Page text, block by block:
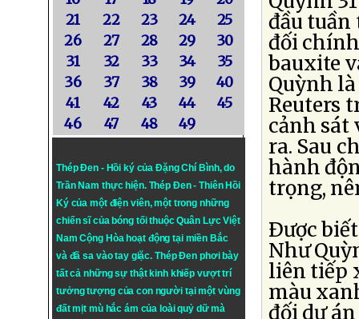
21
22 23 24
25
26
27 28 29
30
31
32 33 34
35
36
37 38 39
40
41
42 43 44
45
46
47 48 49
Thép Đen - Hồi ký của Đặng Chí Bình, do
Trần Nam thực hiện. Thép Đen- Thiên Hồi
Ký của một điện viên, một trong những
chiến sĩ của bóng tối thuộc Quân Lực Việt
Nam Cộng Hòa hoạt động tại miền Bắc
và đã sa vào tay giặc. Thép Đen phơi bày
tất cả những sự thật kinh khiếp vượt trí
tưởng tượng của con người tại một vùng
đất mịt mù hắc ám của loài quỷ dữ mà
đầu tuần
đối
bauxite
Quỳnh
Reuters
cảnh sát
ra. Sau
hành
trọng,
Ðược
Như
liên tiếp
màu
đối dự